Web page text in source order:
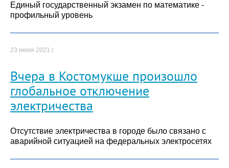
Единый государственный экзамен по математике -
профильный уровень
23 июня 2021 г.
Вчера в Костомукше произошло
глобальное отключение
электричества
Отсутствие электричества в городе было связано с
аварийной ситуацией на федеральных электросетях